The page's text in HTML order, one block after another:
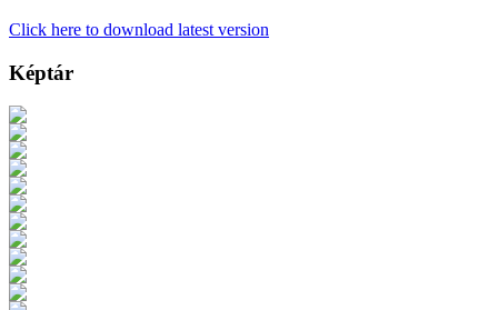
Click here to download latest version
Képtár